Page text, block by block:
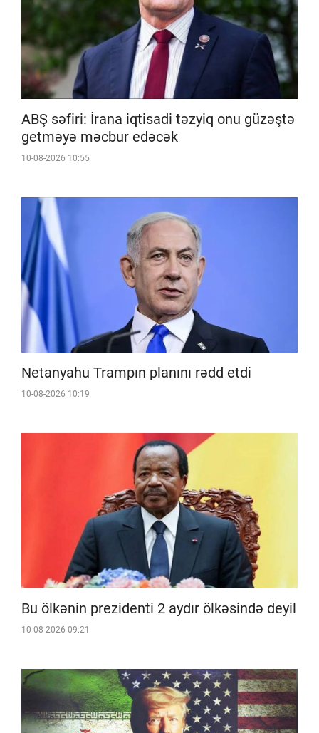
ABŞ səfiri: İrana iqtisadi təzyiq onu güzəştə
getməyə məcbur edəcək
10-08-2026 10:55
Netanyahu Trampın planını rədd etdi
10-08-2026 10:19
Bu ölkənin prezidenti 2 aydır ölkəsində deyil
10-08-2026 09:21